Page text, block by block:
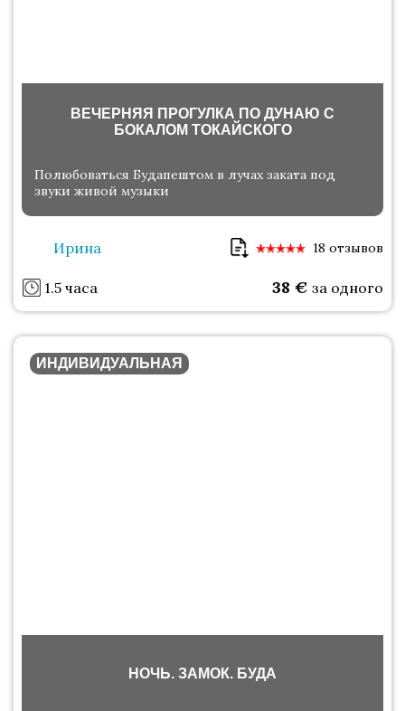
ВЕЧЕРНЯЯ ПРОГУЛКА ПО ДУНАЮ С
БОКАЛОМ ТОКАЙСКОГО
Полюбоваться Будапештом в лучах заката под
звуки живой музыки
Ирина 18 отзывов
1.5 часа 38 € за одного
ИНДИВИДУАЛЬНАЯ
НОЧЬ. ЗАМОК. БУДА